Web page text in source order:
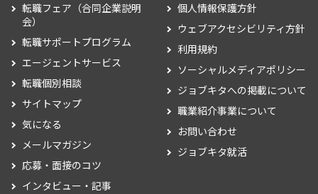
転職フェア（合同企業説明
会）
転職サポートプログラム
エージェントサービス
転職個別相談
サイトマップ
気になる
メールマガジン
応募・面接のコツ
インタビュー・記事
個人情報保護方針
ウェブアクセシビリティ方針
利用規約
ソーシャルメディアポリシー
ジョブキタへの掲載について
職業紹介事業について
お問い合わせ
ジョブキタ就活